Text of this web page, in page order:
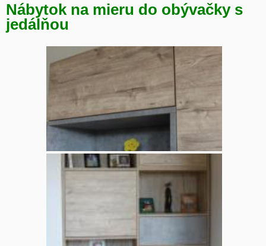
Nábytok na mieru do obývačky s
jedálňou